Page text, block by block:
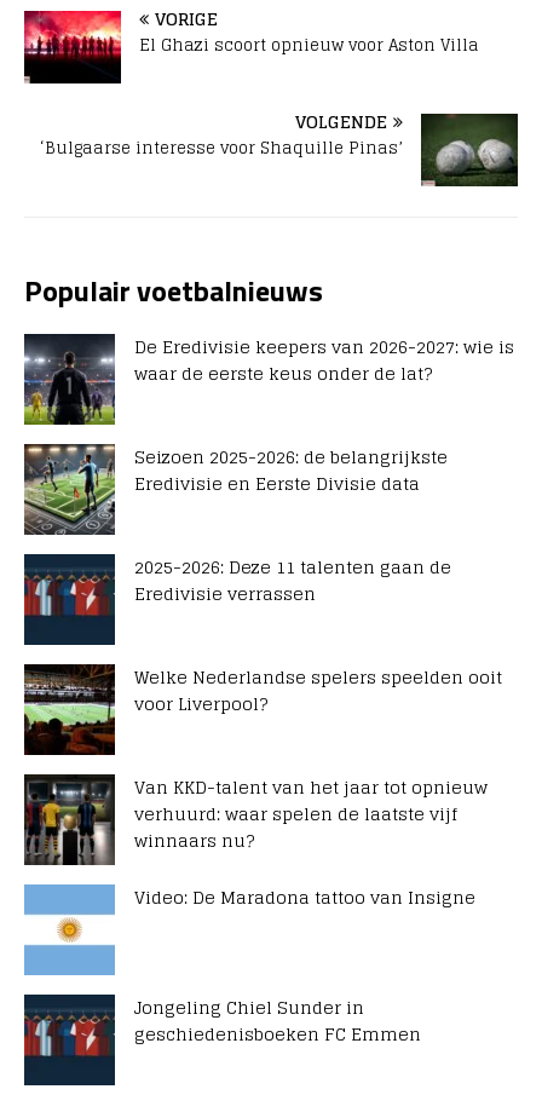
VORIGE
El Ghazi scoort opnieuw voor Aston Villa
VOLGENDE
‘Bulgaarse interesse voor Shaquille Pinas’
Populair voetbalnieuws
De Eredivisie keepers van 2026-2027: wie is
waar de eerste keus onder de lat?
Seizoen 2025-2026: de belangrijkste
Eredivisie en Eerste Divisie data
2025-2026: Deze 11 talenten gaan de
Eredivisie verrassen
Welke Nederlandse spelers speelden ooit
voor Liverpool?
Van KKD-talent van het jaar tot opnieuw
verhuurd: waar spelen de laatste vijf
winnaars nu?
Video: De Maradona tattoo van Insigne
Jongeling Chiel Sunder in
geschiedenisboeken FC Emmen